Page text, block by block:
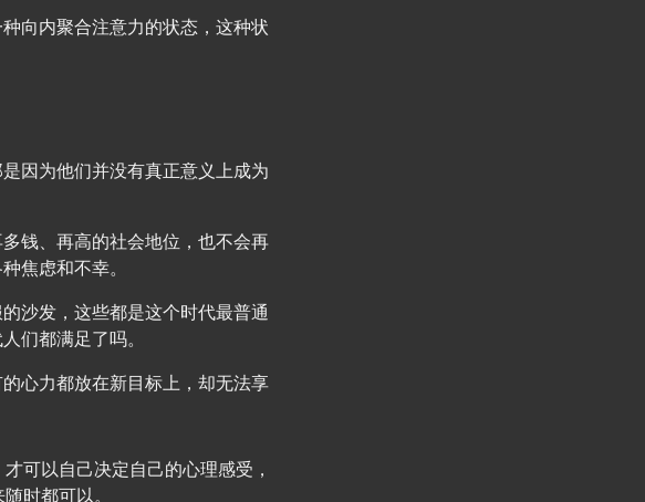
向内聚合注意力的状态，这种状
因为他们并没有真正意义上成为
钱、再高的社会地位，也不会再
焦虑和不幸。
沙发，这些都是这个时代最普通
们都满足了吗。
心力都放在新目标上，却无法享
可以自己决定自己的心理感受，